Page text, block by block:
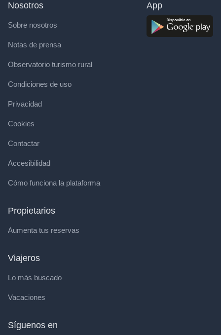
Nosotros
Sobre nosotros
Notas de prensa
Observatorio turismo rural
Condiciones de uso
Privacidad
Cookies
Contactar
Accesibilidad
Cómo funciona la plataforma
Propietarios
Aumenta tus reservas
Viajeros
Lo más buscado
Vacaciones
App
Síguenos en